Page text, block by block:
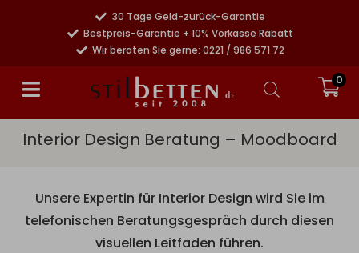
30 Tage Geld-zurück-Garantie
Bestpreis-Garantie + 10% Vorkasse Rabatt
Wir beraten Sie gerne: 0221 / 986 571 72
0
Interior Design Beratung – Moodboard
Unsere Expertin für Interior Design wird Sie im
telefonischen Beratungsgespräch durch diesen
visuellen Leitfaden führen.